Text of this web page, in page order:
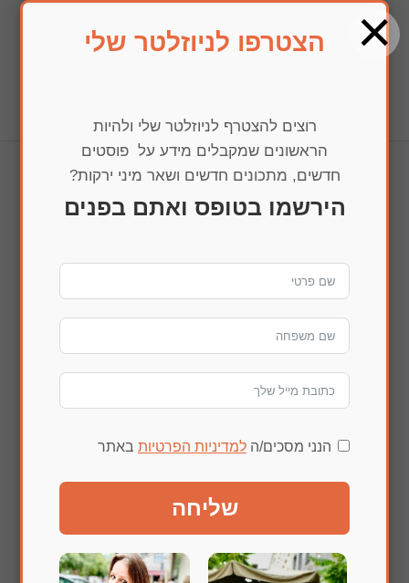
× הצטרפו לניוזלטר שלי
רוצים להצטרף לניוזלטר שלי ולהיות
הראשונים שמקבלים מידע על פוסטים
חדשים, מתכונים חדשים ושאר מיני ירקות?
הירשמו בטופס ואתם בפנים
הנני מסכים/הלמדיניות הפרטיות באתר
שליחה
img_0149
סילאניות טבעוניות לראש השנה ובכלל